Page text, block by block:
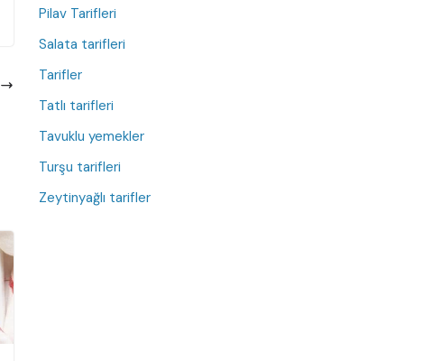
Pilav Tarifleri
Salata tarifleri
Tarifler
Tatlı tarifleri
Tavuklu yemekler
Turşu tarifleri
Zeytinyağlı tarifler